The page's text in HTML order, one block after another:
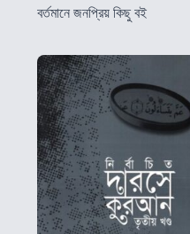
বর্তমানে জনপ্রিয় কিছু বই